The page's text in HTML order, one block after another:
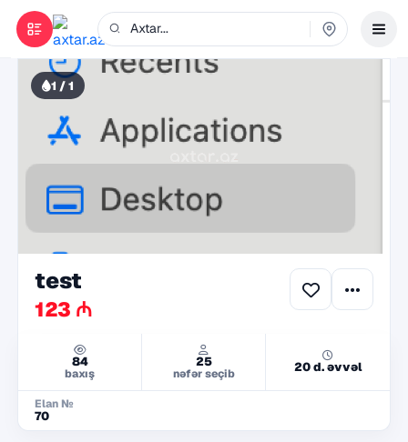
1 / 1
test
123 ₼
Elan №
70
84
baxış
25
nəfər seçib 20 d. əvvəl